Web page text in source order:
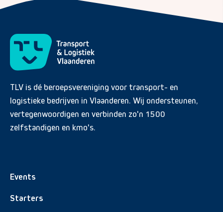
TLV is dé beroepsvereniging voor transport- en
logistieke bedrijven in Vlaanderen. Wij ondersteunen,
vertegenwoordigen en verbinden zo'n 1500
zelfstandigen en kmo's.
Events
Starters